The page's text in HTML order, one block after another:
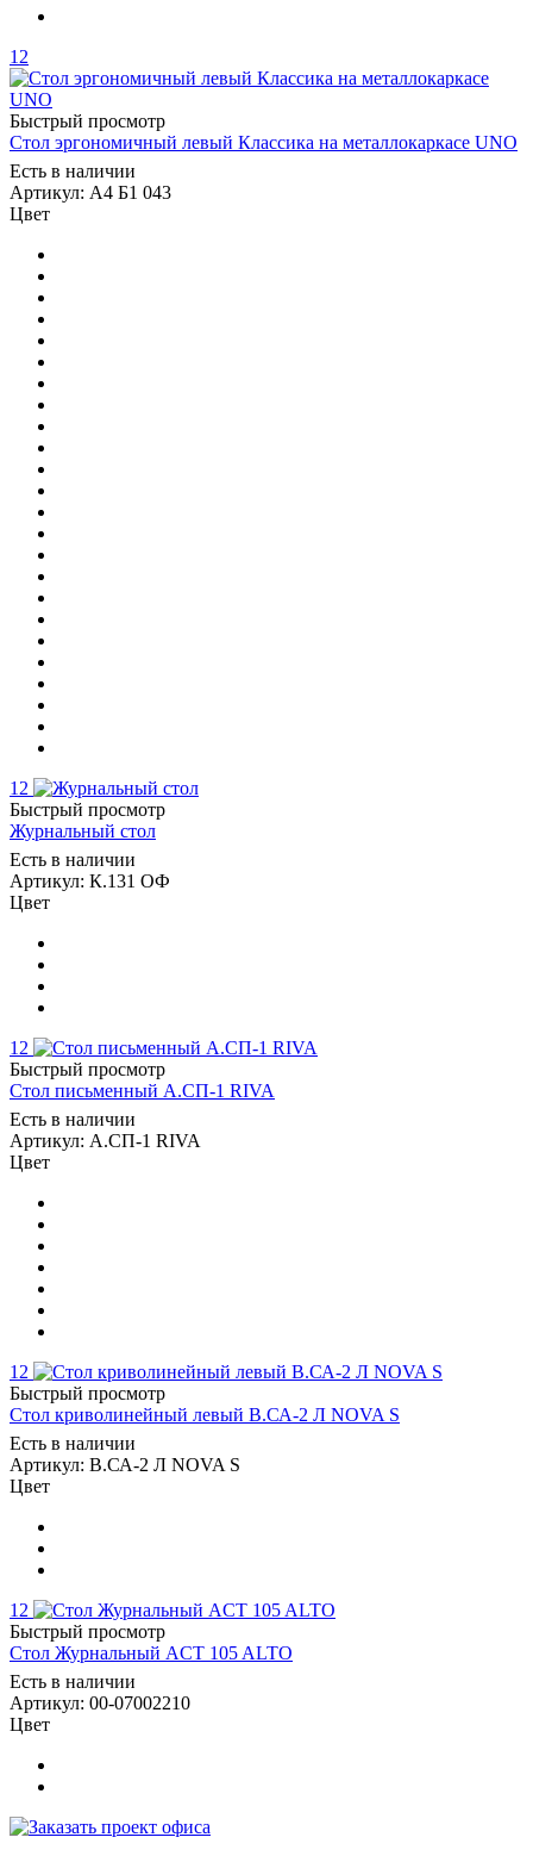
12
Быстрый просмотр
Стол эргономичный левый Классика на металлокаркасе UNO
Есть в наличии
Артикул: А4 Б1 043
Цвет
12
Быстрый просмотр
Журнальный стол
Есть в наличии
Артикул: К.131 ОФ
Цвет
12
Быстрый просмотр
Стол письменный А.СП-1 RIVA
Есть в наличии
Артикул: А.СП-1 RIVA
Цвет
12
Быстрый просмотр
Стол криволинейный левый В.СА-2 Л NOVA S
Есть в наличии
Артикул: В.СА-2 Л NOVA S
Цвет
12
Быстрый просмотр
Стол Журнальный ACT 105 ALTO
Есть в наличии
Артикул: 00-07002210
Цвет